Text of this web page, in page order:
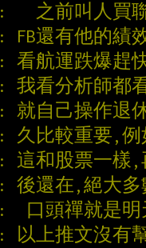
:   之前叫人買
: FB還有他的績
: 看航運跌爆趕
: 我看分析師都
: 就自己操作退
: 久比較重要,例
: 這和股票一樣,
: 後還在,絕大多
:  口頭禪就是
: 以上推文沒有